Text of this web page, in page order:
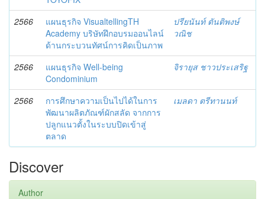
2566
แผนธุรกิจ VisualtellingTH
Academy บริษัทฝึกอ บรมออนไลน์
ด้านกระบวนทัศน์การคิดเป็นภาพ
ปรียนันท์ ตันติพงษ์
วณิช
2566
แผนธุรกิจ Well-being
Condominium
จิรายุส ชาวประเสริฐ
2566
การศึกษาความเป็นไปได้ในการ
พัฒนาผลิตภัณฑ์ผักสลัด จากการ
ปลูกแนวตั้งในระบบปิดเข้าสู่
ตลาด
เมลดา ตรีทานนท์
Discover
Author